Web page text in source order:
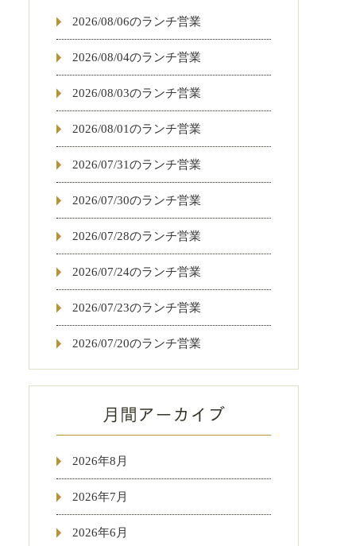
2026/08/06のランチ営業
2026/08/04のランチ営業
2026/08/03のランチ営業
2026/08/01のランチ営業
2026/07/31のランチ営業
2026/07/30のランチ営業
2026/07/28のランチ営業
2026/07/24のランチ営業
2026/07/23のランチ営業
2026/07/20のランチ営業
2026年8月
2026年7月
2026年6月